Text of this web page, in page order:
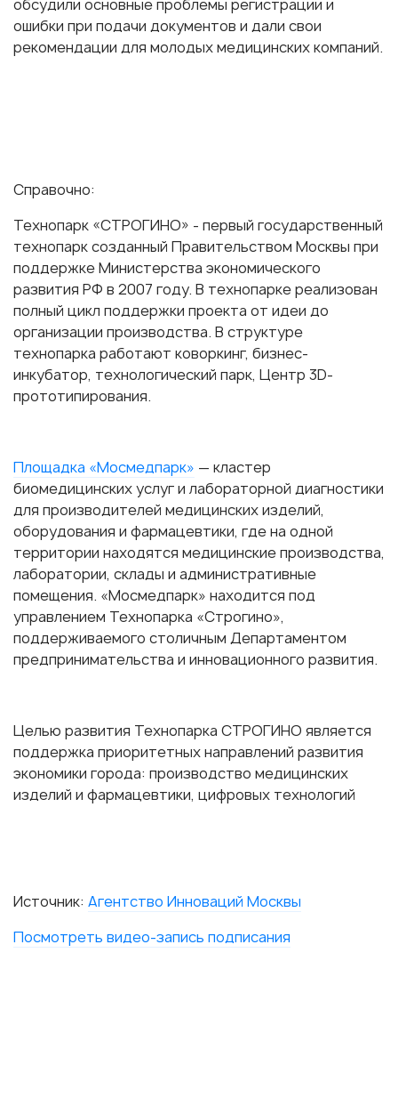
обсудили основные проблемы регистрации и
ошибки при подачи документов и дали свои
рекомендации для молодых медицинских компаний.
Справочно:
Технопарк «СТРОГИНО» - первый государственный
технопарк созданный Правительством Москвы при
поддержке Министерства экономического
развития РФ в 2007 году. В технопарке реализован
полный цикл поддержки проекта от идеи до
организации производства. В структуре
технопарка работают коворкинг, бизнес-
инкубатор, технологический парк, Центр 3D-
прототипирования.
Площадка «Мосмедпарк» — кластер
биомедицинских услуг и лабораторной диагностики
для производителей медицинских изделий,
оборудования и фармацевтики, где на одной
территории находятся медицинские производства,
лаборатории, склады и административные
помещения. «Мосмедпарк» находится под
управлением Технопарка «Строгино»,
поддерживаемого столичным Департаментом
предпринимательства и инновационного развития.
Целью развития Технопарка СТРОГИНО является
поддержка приоритетных направлений развития
экономики города: производство медицинских
изделий и фармацевтики, цифровых технологий
Источник: Агентство Инноваций Москвы
Посмотреть видео-запись подписания